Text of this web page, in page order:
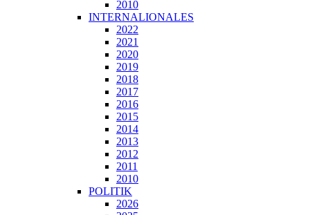
2010
INTERNALIONALES
2022
2021
2020
2019
2018
2017
2016
2015
2014
2013
2012
2011
2010
POLITIK
2026